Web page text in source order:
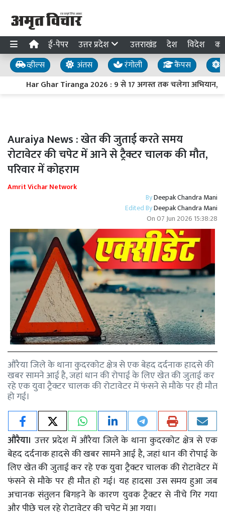
ई-पेपर उत्तर प्रदेश उत्तराखंड देश विदेश
व्हील्स अंतस रंगोली कैंपस
Har Ghar Tiranga 2026 : 9 से 17 अगस्त तक चलेगा अभियान,
Auraiya News : खेत की जुताई करते समय
रोटावेटर की चपेट में आने से ट्रैक्टर चालक की मौत,
परिवार में कोहराम
Amrit Vichar Network
ByDeepak Chandra Mani
Edited ByDeepak Chandra Mani
On07 Jun 2026 15:38:28
औरैया जिले के थाना कुदरकोट क्षेत्र से एक बेहद दर्दनाक हादसे की
खबर सामने आई है, जहां धान की रोपाई के लिए खेत की जुताई कर
रहे एक युवा ट्रैक्टर चालक की रोटावेटर में फंसने से मौके पर ही मौत
हो गई।
औरैया। उत्तर प्रदेश में औरैया जिले के थाना कुदरकोट क्षेत्र से एक
बेहद दर्दनाक हादसे की खबर सामने आई है, जहां धान की रोपाई के
लिए खेत की जुताई कर रहे एक युवा ट्रैक्टर चालक की रोटावेटर में
फंसने से मौके पर ही मौत हो गई। यह हादसा उस समय हुआ जब
अचानक संतुलन बिगड़ने के कारण युवक ट्रैक्टर से नीचे गिर गया
और पीछे चल रहे रोटावेटर की चपेट में आ गया।